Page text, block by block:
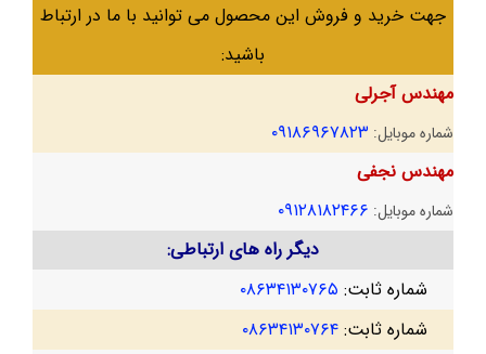
جهت خرید و فروش این محصول می توانید با ما در ارتباط
باشید:
مهندس آجرلی
شماره موبایل: ۰۹۱۸۶۹۶۷۸۲۳
مهندس نجفی
شماره موبایل: ۰۹۱۲۸۱۸۲۴۶۶
دیگر راه های ارتباطی:
شماره ثابت: ۰۸۶۳۴۱۳۰۷۶۵
شماره ثابت: ۰۸۶۳۴۱۳۰۷۶۴